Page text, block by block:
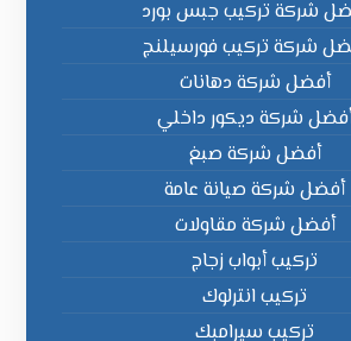
شركة تركيب جبس بورد
شركة تركيب فورسيلنج
أفضل شركة دهانات
شركة ديكور داخلي
أفضل شركة صبغ
أفضل شركة صيانة عامة
أفضل شركة مقاولات
تركيب أبواب زجاج
تركيب انترلوك
تركيب سيرامبك